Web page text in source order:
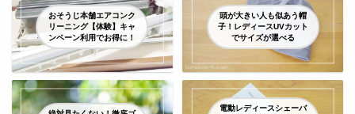
おそうじ本舗エアコンク
リーニング【体験】キャ
ンペーン利用でお得に！
頭が大きい人も似あう帽
子！レディースUVカット
でサイズが選べる
電動レディースシェーバ